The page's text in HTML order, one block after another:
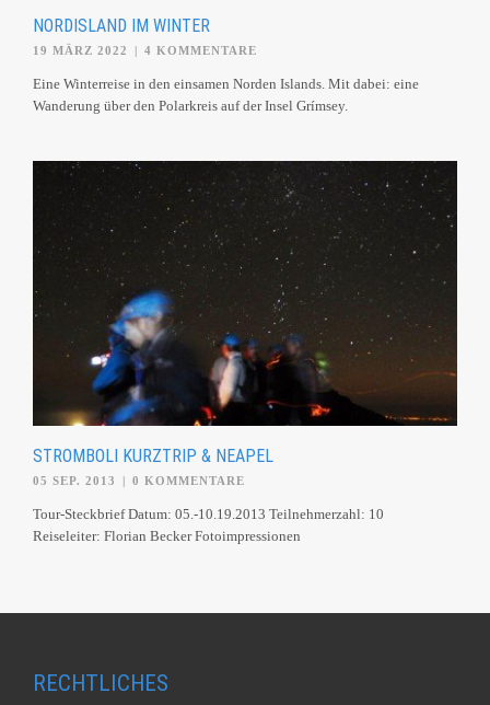
NORDISLAND IM WINTER
19 MÄRZ 2022 | 4 KOMMENTARE
Eine Winterreise in den einsamen Norden Islands. Mit dabei: eine
Wanderung über den Polarkreis auf der Insel Grímsey.
STROMBOLI KURZTRIP & NEAPEL
05 SEP. 2013 0 KOMMENTARE
Tour-Steckbrief Datum: 05.-10.19.2013 Teilnehmerzahl: 10
Reiseleiter: Florian Becker Fotoimpressionen
RECHTLICHES